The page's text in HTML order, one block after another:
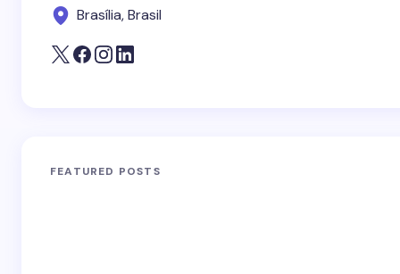
Brasília, Brasil
FEATURED POSTS